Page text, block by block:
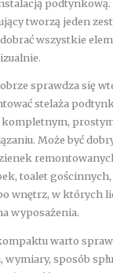
tworzą jeden
wszystkie
sprawdza się
stelaża
kompletnym,
Może być
toalet
wnętrz, w których
wyposażenia.
warto
wymiary, sposób